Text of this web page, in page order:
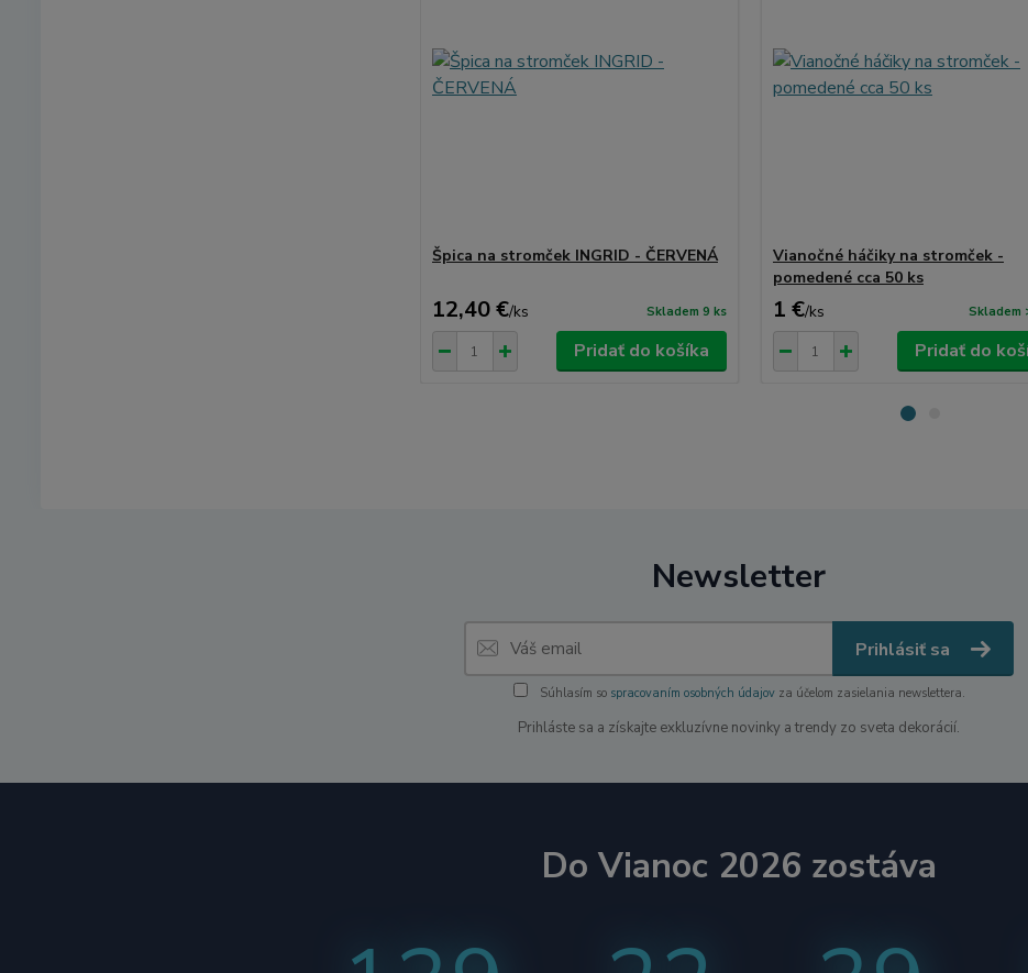
Špica na stromček INGRID - ČERVENÁ
12,40 €/ks Skladem 9 ks
Pridať do košíka
Vianočné háčiky na stromček -
pomedené cca 50 ks
1 €/ks Skladem
Pridať do
Newsletter
Prihlásiť sa
Súhlasím so spracovaním osobných údajovza účelom zasielania newslettera.
Prihláste sa a získajte exkluzívne novinky a trendy zo sveta dekorácií.
Do Vianoc 2026 zostáva